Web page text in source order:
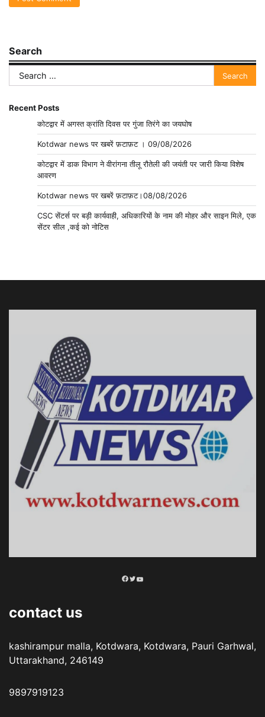
Search
Search
for:
Recent Posts
कोटद्वार में अगस्त क्रांति दिवस पर गुंजा तिरंगे का जयघोष
Kotdwar news पर खबरें फ़टाफ़ट । 09/08/2026
कोटद्वार में डाक विभाग ने वीरांगना तीलू रौतेली की जयंती पर जारी किया विशेष
आवरण
Kotdwar news पर खबरें फ़टाफ़ट।08/08/2026
CSC सेंटर्स पर बड़ी कार्यवाही, अधिकारियों के नाम की मोहर और साइन मिले, एक
सेंटर सील ,कई को नोटिस
Facebook
Twitter
YouTube
contact us
kashirampur malla, Kotdwara, Kotdwara, Pauri Garhwal,
Uttarakhand, 246149
9897919123